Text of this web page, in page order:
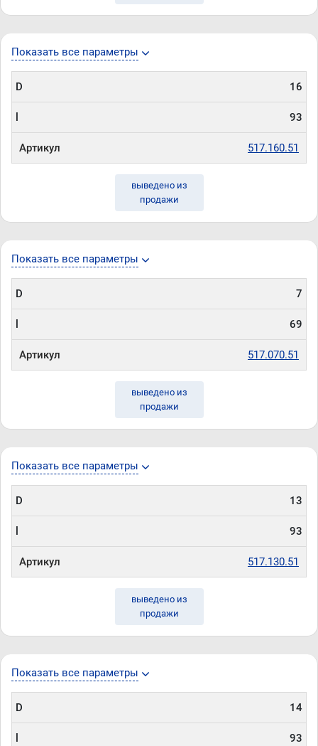
Показать все параметры
D 16
93
Артикул 517.160.51
выведено из
продажи
Показать все параметры
D 7
69
Артикул 517.070.51
выведено из
продажи
Показать все параметры
D 13
93
Артикул 517.130.51
выведено из
продажи
Показать все параметры
D 14
93